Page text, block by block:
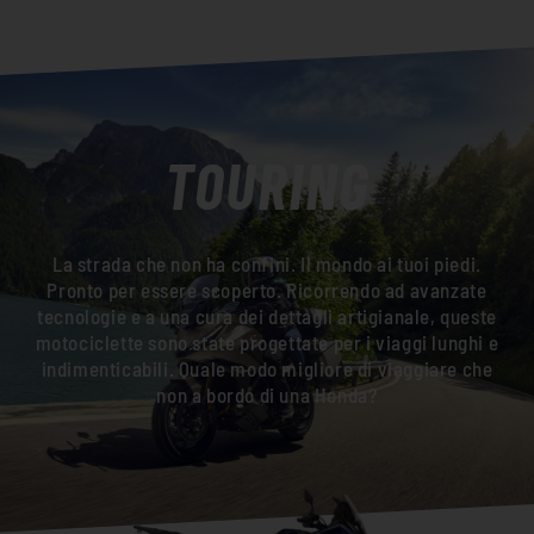
TOURING
La strada che non ha confini. Il mondo ai tuoi piedi.
Pronto per essere scoperto. Ricorrendo ad avanzate
tecnologie e a una cura dei dettagli artigianale, queste
motociclette sono state progettate per i viaggi lunghi e
indimenticabili. Quale modo migliore di viaggiare che
non a bordo di una Honda?